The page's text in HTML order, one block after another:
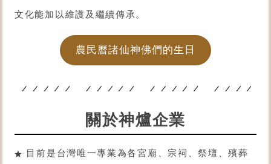
文化能加以維護及繼續傳承。
農民曆諸仙神佛們的生日
關於神爐企業
目前是台灣唯一專業為各宮廟、宗祠、祭壇、殯葬